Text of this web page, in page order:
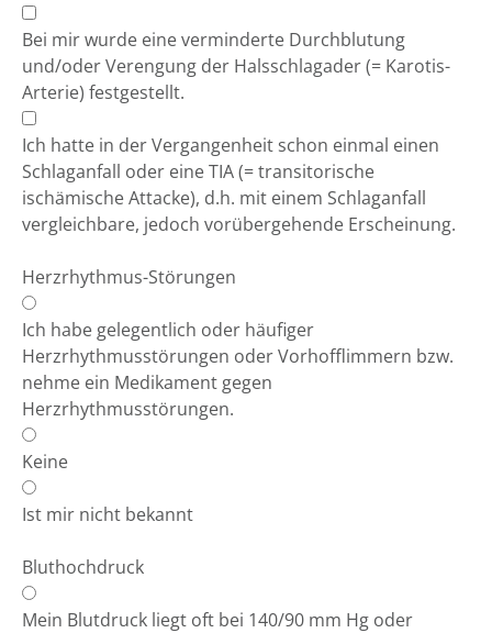
Bei mir wurde eine verminderte Durchblutung
und/oder Verengung der Halsschlagader (= Karotis-
Arterie) festgestellt.
Ich hatte in der Vergangenheit schon einmal einen
Schlaganfall oder eine TIA (= transitorische
ischämische Attacke), d.h. mit einem Schlaganfall
vergleichbare, jedoch vorübergehende Erscheinung.
Herzrhythmus-Störungen
Ich habe gelegentlich oder häufiger
Herzrhythmusstörungen oder Vorhofflimmern bzw.
nehme ein Medikament gegen
Herzrhythmusstörungen.
Keine
Ist mir nicht bekannt
Bluthochdruck
Mein Blutdruck liegt oft bei 140/90 mm Hg oder